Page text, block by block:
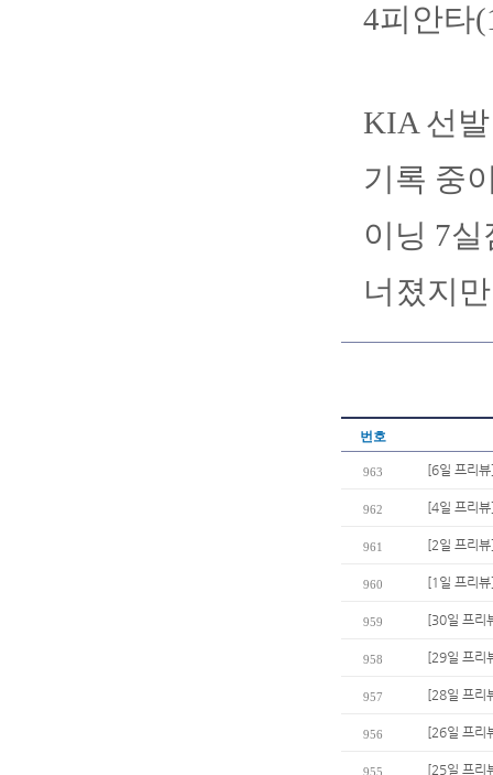
4피안타
KIA 선
기록 중
이닝 7
너졌지
번호
963 [6일 프리
962 [4일 프리
961 [2일 프리
960 [1일 프리
959 [30일 프리
958 [29일 프리
957 [28일 프리
956 [26일 프리
955 [25일 프리